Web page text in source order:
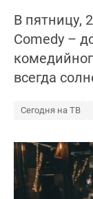
В пятницу,
Comedy –
всегда
Сегодня на ТВ